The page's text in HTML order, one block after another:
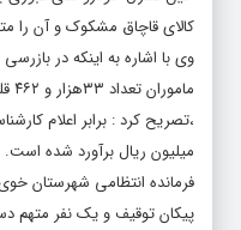
کالای قاچاق مشکوک و آن را
وی با اشاره به اینکه در
میلیون ریال برآورد شده است.
پیکان توقیف و یک نفر متهم